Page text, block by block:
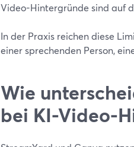
Video-Hintergründe sind auf
In der Praxis reichen diese
einer sprechenden Person,
Wie
bei KI-Video-